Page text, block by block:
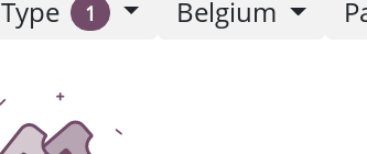
Type 1 Belgium